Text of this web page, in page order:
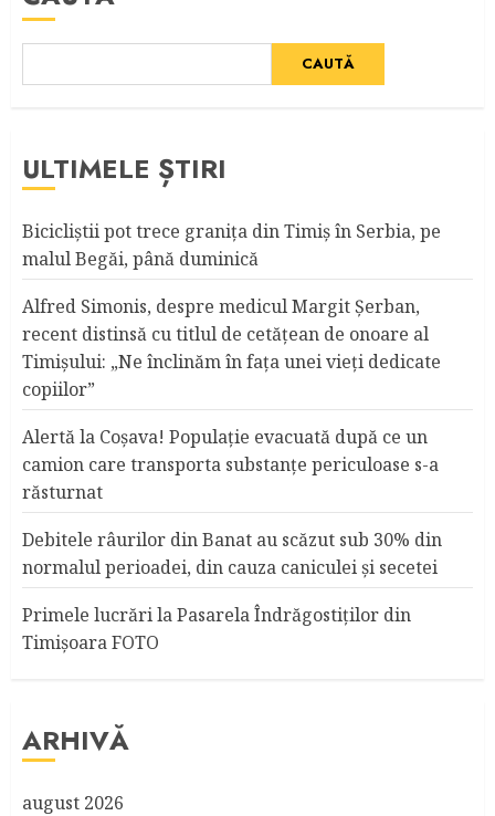
CAUTĂ
ULTIMELE ȘTIRI
Bicicliştii pot trece graniţa din Timiş în Serbia, pe
malul Begăi, până duminică
Alfred Simonis, despre medicul Margit Şerban,
recent distinsă cu titlul de cetățean de onoare al
Timişului: „Ne înclinăm în fața unei vieți dedicate
copiilor”
Alertă la Coşava! Populaţie evacuată după ce un
camion care transporta substanţe periculoase s-a
răsturnat
Debitele râurilor din Banat au scăzut sub 30% din
normalul perioadei, din cauza caniculei şi secetei
Primele lucrări la Pasarela Îndrăgostiţilor din
Timişoara FOTO
ARHIVĂ
august 2026